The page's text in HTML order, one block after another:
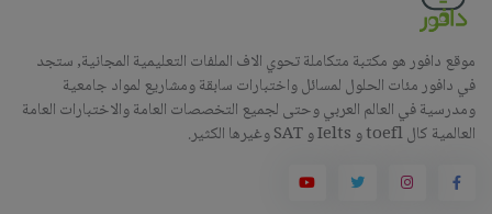
موقع دافور هو مكتبة متكاملة تحوي الاف الملفات التعليمية المجانية, ستجد
في دافور مئات الحلول لمسائل واختبارات سابقة ومشاريع لمواد جامعية
ومدرسية في العالم العربي وحتى لجميع التخصصات العامة والاختبارات العامة
العالمية كال toefl و Ielts و SAT وغيرها الكثير.